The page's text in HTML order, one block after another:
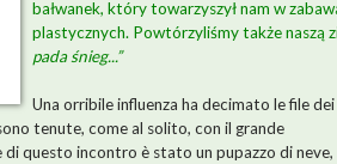
bałwanek, który towarzyszył nam w
plastycznych. Powtórzyliśmy także naszą
pada śnieg...”
Una orribile influenza ha decimato le file dei
tenute, come al solito, con il grande
questo incontro è stato un pupazzo di neve,